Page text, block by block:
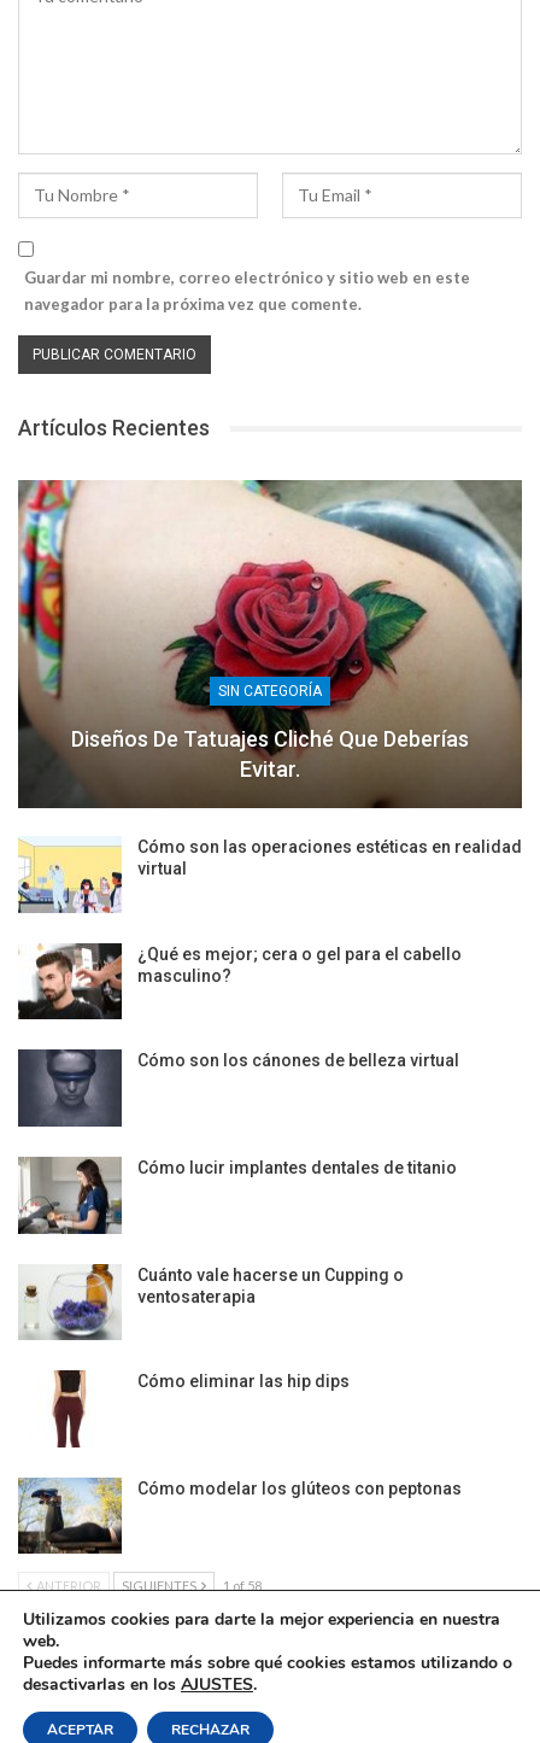
Guardar mi nombre, correo electrónico y sitio web en este
navegador para la próxima vez que comente.
Artículos Recientes
SIN CATEGORÍA
Diseños De Tatuajes Cliché Que Deberías
Evitar.
Cómo son las operaciones estéticas en realidad
virtual
¿Qué es mejor; cera o gel para el cabello
masculino?
Cómo son los cánones de belleza virtual
Cómo lucir implantes dentales de titanio
Cuánto vale hacerse un Cupping o
ventosaterapia
Cómo eliminar las hip dips
Cómo modelar los glúteos con peptonas
ANTERIOR SIGUIENTES 1 of 58
Contacto
Utilizamos cookies para darte la mejor experiencia en nuestra
web.
Puedes informarte más sobre qué cookies estamos utilizando o
desactivarlas en los AJUSTES.
ACEPTAR RECHAZAR